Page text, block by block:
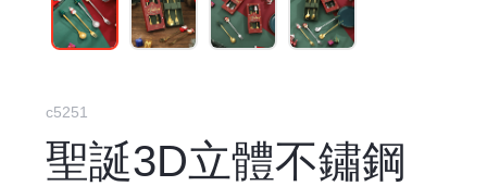
c5251
聖誕3D立體不鏽鋼